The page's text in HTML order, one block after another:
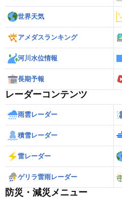
世界天気
アメダスランキング
河川水位情報
長期予報
レーダーコンテンツ
雨雲レーダー
積雪レーダー
雷レーダー
ゲリラ雷雨レーダー
防災・減災メニュー